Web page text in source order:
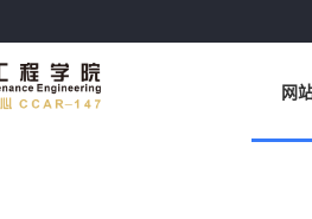
网